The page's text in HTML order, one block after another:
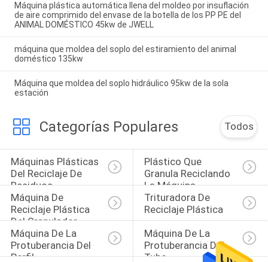
Máquina plástica automática llena del moldeo por insuflación
de aire comprimido del envase de la botella de los PP PE del
ANIMAL DOMÉSTICO 45kw de JWELL
máquina que moldea del soplo del estiramiento del animal
doméstico 135kw
Máquina que moldea del soplo hidráulico 95kw de la sola
estación
Categorías Populares Todos
Máquinas Plásticas
Del Reciclaje De
Residuos
Plástico Que
Granula Reciclando
La Máquina
Máquina De
Reciclaje Plástica
Del Granulador
Trituradora De
Reciclaje Plástica
Máquina De La
Protuberancia Del
Perfil
Máquina De La
Protuberancia Del
Tubo